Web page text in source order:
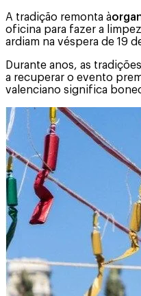
A tradição remonta à
oficina para fazer a
ardiam na véspera de 19
Durante anos, as
a recuperar o evento
valenciano significa